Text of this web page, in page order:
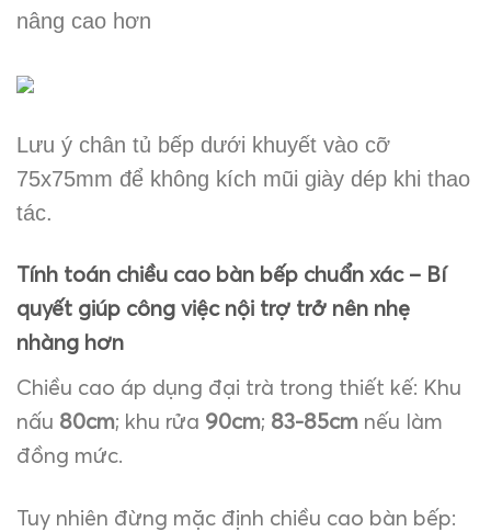
nâng cao hơn
Lưu ý chân tủ bếp dưới khuyết vào cỡ
75x75mm để không kích mũi giày dép khi thao
tác.
Tính toán chiều cao bàn bếp chuẩn xác – Bí
quyết giúp công việc nội trợ trở nên nhẹ
nhàng hơn
Chiều cao áp dụng đại trà trong thiết kế: Khu
nấu 80cm; khu rửa 90cm; 83-85cm nếu làm
đồng mức.
Tuy nhiên đừng mặc định chiều cao bàn bếp: